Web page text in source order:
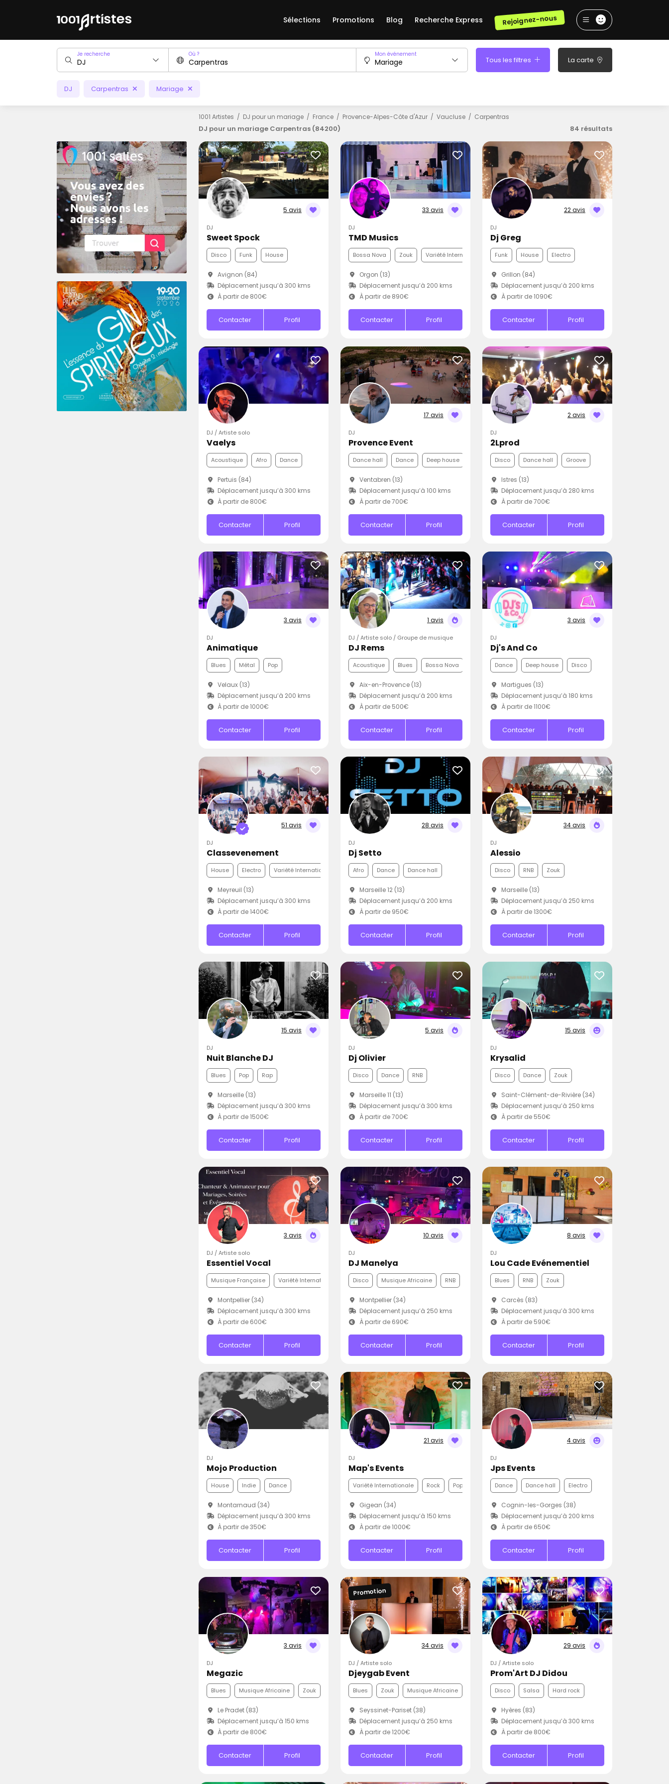
Sélections Promotions Blog Recherche Express Rejoignez-nous
Je recherche Où ? Mon événement
Tous les filtres La carte
DJ Carpentras Mariage
1001 Artistes DJ pour un mariage France Provence-Alpes-Côte d'Azur Vaucluse Carpentras
DJ pour un mariage Carpentras (84200) 84 résultats
5 avis
DJ
Sweet Spock
Disco Funk House
Avignon (84)
Déplacement jusqu’à 300 kms
À partir de 800€
Contacter Profil
33 avis
DJ
TMD Musics
Bossa Nova Zouk Variété Internationale
Orgon (13)
Déplacement jusqu’à 200 kms
À partir de 890€
Contacter Profil
22 avis
DJ
Dj Greg
Funk House Electro
Grillon (84)
Déplacement jusqu’à 200 kms
À partir de 1090€
Contacter Profil
DJ / Artiste solo
Vaelys
Acoustique Afro Dance
Pertuis (84)
Déplacement jusqu’à 300 kms
À partir de 800€
Contacter Profil
17 avis
DJ
Provence Event
Dance hall Dance Deep house
Ventabren (13)
Déplacement jusqu’à 100 kms
À partir de 700€
Contacter Profil
2 avis
DJ
2Lprod
Disco Dance hall Groove
Istres (13)
Déplacement jusqu’à 280 kms
À partir de 700€
Contacter Profil
3 avis
DJ
Animatique
Blues Métal Pop
Velaux (13)
Déplacement jusqu’à 200 kms
À partir de 1000€
Contacter Profil
1 avis
DJ / Artiste solo / Groupe de musique
DJ Rems
Acoustique Blues Bossa Nova
Aix-en-Provence (13)
Déplacement jusqu’à 200 kms
À partir de 500€
Contacter Profil
3 avis
DJ
Dj's And Co
Dance Deep house Disco
Martigues (13)
Déplacement jusqu’à 180 kms
À partir de 1100€
Contacter Profil
51 avis
DJ
Classevenement
House Electro Variété Internationale
Meyreuil (13)
Déplacement jusqu’à 300 kms
À partir de 1400€
Contacter Profil
28 avis
DJ
Dj Setto
Afro Dance Dance hall
Marseille 12 (13)
Déplacement jusqu’à 200 kms
À partir de 950€
Contacter Profil
34 avis
DJ
Alessio
Disco RNB Zouk
Marseille (13)
Déplacement jusqu’à 250 kms
À partir de 1300€
Contacter Profil
15 avis
DJ
Nuit Blanche DJ
Blues Pop Rap
Marseille (13)
Déplacement jusqu’à 300 kms
À partir de 1500€
Contacter Profil
5 avis
DJ
Dj Olivier
Disco Dance RNB
Marseille 11 (13)
Déplacement jusqu’à 300 kms
À partir de 700€
Contacter Profil
15 avis
DJ
Krysalid
Disco Dance Zouk
Saint-Clément-de-Rivière (34)
Déplacement jusqu’à 250 kms
À partir de 550€
Contacter Profil
3 avis
DJ / Artiste solo
Essentiel Vocal
Musique Française Variété Internationale Funk
Montpellier (34)
Déplacement jusqu’à 300 kms
À partir de 600€
Contacter Profil
10 avis
DJ
DJ Manelya
Disco Musique Africaine RNB
Montpellier (34)
Déplacement jusqu’à 250 kms
À partir de 690€
Contacter Profil
8 avis
DJ
Lou Cade Evénementiel
Blues RNB Zouk
Carcès (83)
Déplacement jusqu’à 300 kms
À partir de 590€
Contacter Profil
DJ
Mojo Production
House Indie Dance
Montarnaud (34)
Déplacement jusqu’à 300 kms
À partir de 350€
Contacter Profil
21 avis
DJ
Map's Events
Variété Internationale Rock Pop
Gigean (34)
Déplacement jusqu’à 150 kms
À partir de 1000€
Contacter Profil
4 avis
DJ
Jps Events
Dance Dance hall Electro
Cognin-les-Gorges (38)
Déplacement jusqu’à 200 kms
À partir de 650€
Contacter Profil
3 avis
DJ
Megazic
Blues Musique Africaine Zouk
Le Pradet (83)
Déplacement jusqu’à 150 kms
À partir de 800€
Contacter Profil
34 avis
Promotion
DJ / Artiste solo
Djeygab Event
Blues Zouk Musique Africaine
Seyssinet-Pariset (38)
Déplacement jusqu’à 250 kms
À partir de 1200€
Contacter Profil
29 avis
DJ / Artiste solo
Prom'Art DJ Didou
Disco Salsa Hard rock
Hyères (83)
Déplacement jusqu’à 300 kms
À partir de 800€
Contacter Profil